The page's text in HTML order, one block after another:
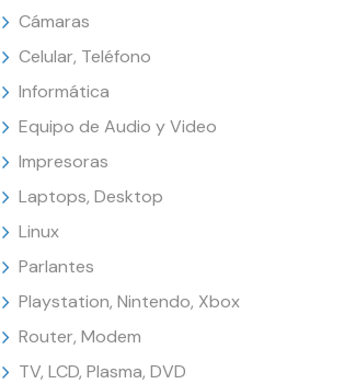
Cámaras
Celular, Teléfono
Informática
Equipo de Audio y Video
Impresoras
Laptops, Desktop
Linux
Parlantes
Playstation, Nintendo, Xbox
Router, Modem
TV, LCD, Plasma, DVD